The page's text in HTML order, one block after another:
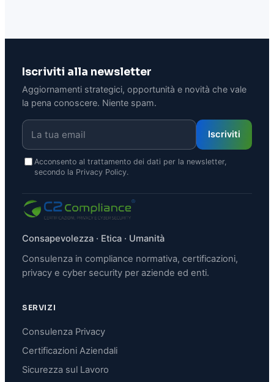
Iscriviti alla newsletter
Aggiornamenti strategici, opportunità e novità che vale
la pena conoscere. Niente spam.
Iscriviti
Acconsento al trattamento dei dati per la newsletter,
secondo la Privacy Policy.
Consapevolezza · Etica · Umanità
Consulenza in compliance normativa, certificazioni,
privacy e cyber security per aziende ed enti.
SERVIZI
Consulenza Privacy
Certificazioni Aziendali
Sicurezza sul Lavoro